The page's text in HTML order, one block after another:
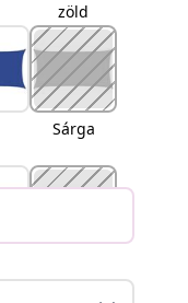
zöld
Sárga